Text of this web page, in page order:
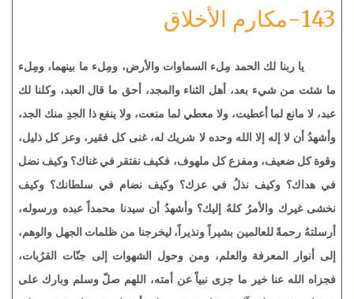
143-مكارم الأخلاق
يا ربنا لك الحمد مِلء السماوات والأرض، ومِلء ما بينهما، ومِلء
ما شئت من شيء بعد، أهل الثناء والمجد، أحق ما قال العبد، وكلنا لك
عبد، لا مانع لما أعطيت، ولا معطي لما منعت، ولا ينفع ذا الجدِ منك الجد،
وأشهدُ أن لا إله إلا الله وحده لا شريك له، غنى كل فقير، وعز كل ذليل،
وقوة كل ضعيف، ومفزع كل ملهوف، فكيف نفتقر في غناك؟ وكيف نضل
في هداك؟ وكيف نذلُ في عزك؟ وكيف نضام في سلطانك؟ وكيف
نخشى غيرك والأمرُ كلهُ إليك؟ وأشهدُ أن سيدنا محمداً عبده ورسوله،
أرسلتهُ رحمةً للعالمين بشيراً ونذيراً، ليخرجنا من ظلمات الجهل والوهم،
إلى أنوار المعرفة والعلم، ومن وحول الشهوات إلى جنّات القرُبات،
فجزاه الله عنا خير ما جزى نبياً عن أمته، اللهم صلّ وسلم وبارك على